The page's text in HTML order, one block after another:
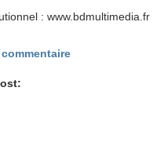
: www.bdmultimedia.fr